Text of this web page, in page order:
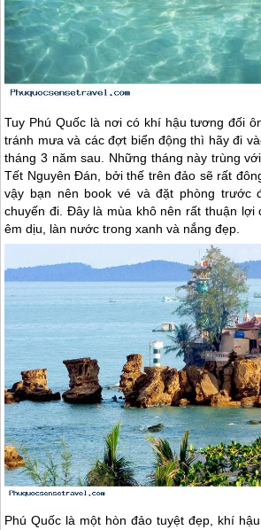
Tuy Phú Quốc là nơi có khí hậu tương đối
tránh mưa và các đợt biển động thì hãy đi
tháng 3 năm sau. Những tháng này trùng
Tết Nguyên Đán, bởi thế trên đảo sẽ rất
vậy bạn nên book vé và đặt phòng
chuyến đi. Đây là mùa khô nên rất thuận lợi
êm dịu, làn nước trong xanh và nắng đẹp.
Phú Quốc là một hòn đảo tuyệt đẹp, khí